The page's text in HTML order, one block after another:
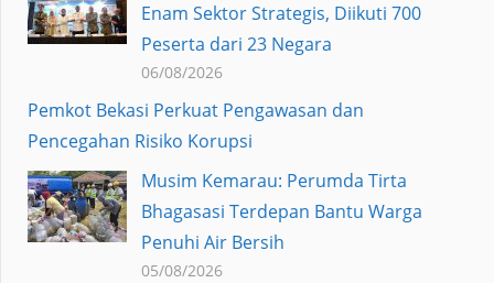
Enam Sektor Strategis, Diikuti 700
Peserta dari 23 Negara
06/08/2026
Pemkot Bekasi Perkuat Pengawasan dan
Pencegahan Risiko Korupsi
Musim Kemarau: Perumda Tirta
Bhagasasi Terdepan Bantu Warga
Penuhi Air Bersih
05/08/2026